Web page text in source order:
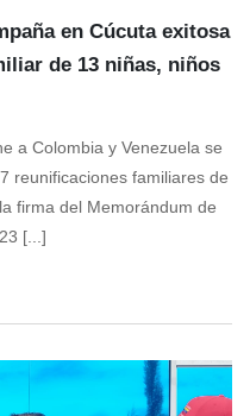
en Cúcuta exitosa
de 13 niñas, niños
a Colombia y Venezuela se
reunificaciones familiares de
firma del Memorándum de
[...]